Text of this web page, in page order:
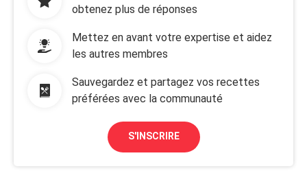
obtenez plus de réponses
Mettez en avant votre expertise et aidez
les autres membres
Sauvegardez et partagez vos recettes
préférées avec la communauté
S'INSCRIRE